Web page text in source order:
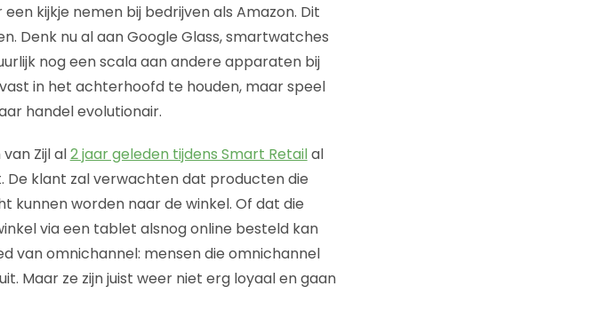
kijkje nemen bij bedrijven als Amazon. Dit
Denk nu al aan Google Glass, smartwatches
nog een scala aan andere apparaten bij
in het achterhoofd te houden, maar speel
handel evolutionair.
Zijl al2 jaar geleden tijdens Smart Retailal
klant zal verwachten dat producten die
worden naar de winkel. Of dat die
via een tablet alsnog online besteld kan
van omnichannel: mensen die omnichannel
Maar ze zijn juist weer niet erg loyaal en gaan